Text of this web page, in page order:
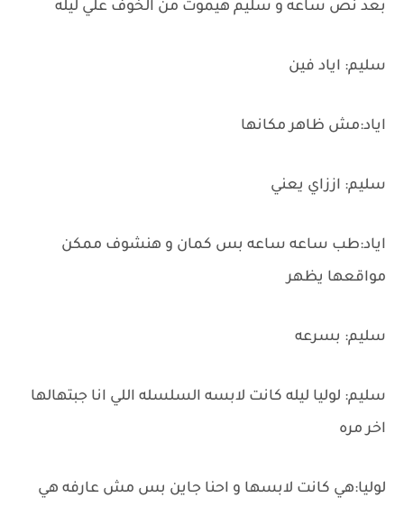
بعد نص ساعه و سليم هيموت من الخوف علي ليله
سليم: اياد فين
اياد:مش ظاهر مكانها
سليم: اززاي يعني
اياد:طب ساعه ساعه بس كمان و هنشوف ممكن
مواقعها يظهر
سليم: بسرعه
سليم: لوليا ليله كانت لابسه السلسله اللي انا جبتهالها
اخر مره
لوليا:هي كانت لابسها و احنا جاين بس مش عارفه هي